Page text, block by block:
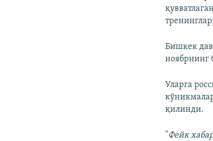
Бишкек
ноябрнинг
Уларга
қилинди.
"Фейк